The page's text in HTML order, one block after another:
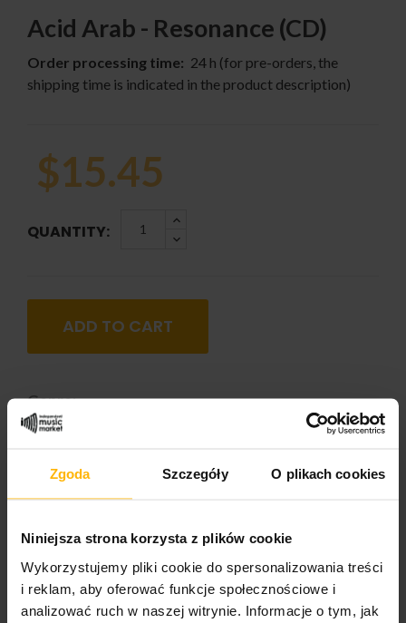
Zgoda Szczegóły O plikach cookies
Niniejsza strona korzysta z plików cookie
Wykorzystujemy pliki cookie do spersonalizowania treści
i reklam, aby oferować funkcje społecznościowe i
analizować ruch w naszej witrynie. Informacje o tym, jak
Acid Arab - Resonance (CD)
Order processing time: 24 h (for pre-orders, the
shipping time is indicated in the product description)
$15.45
QUANTITY:
ADD TO CART
Genre:
Elektronika
PRODUCT DETAILS
Album year
2026